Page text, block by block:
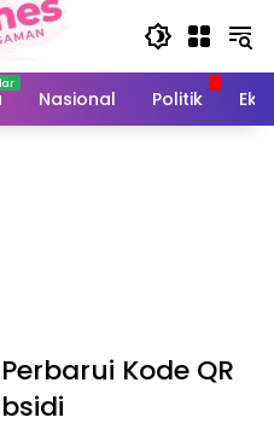
Nasional Politik
Kode QR